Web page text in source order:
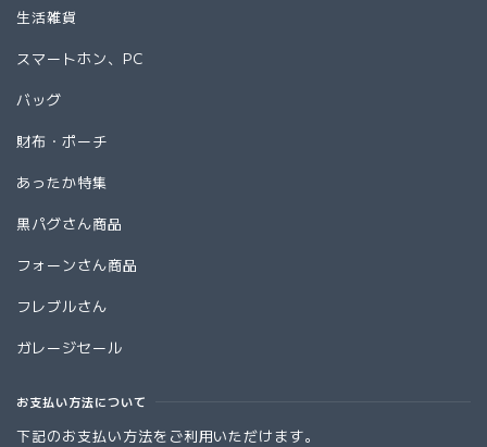
生活雑貨
スマートホン、PC
バッグ
財布・ポーチ
あったか特集
黒パグさん商品
フォーンさん商品
フレブルさん
ガレージセール
お支払い方法について
下記のお支払い方法をご利用いただけます。